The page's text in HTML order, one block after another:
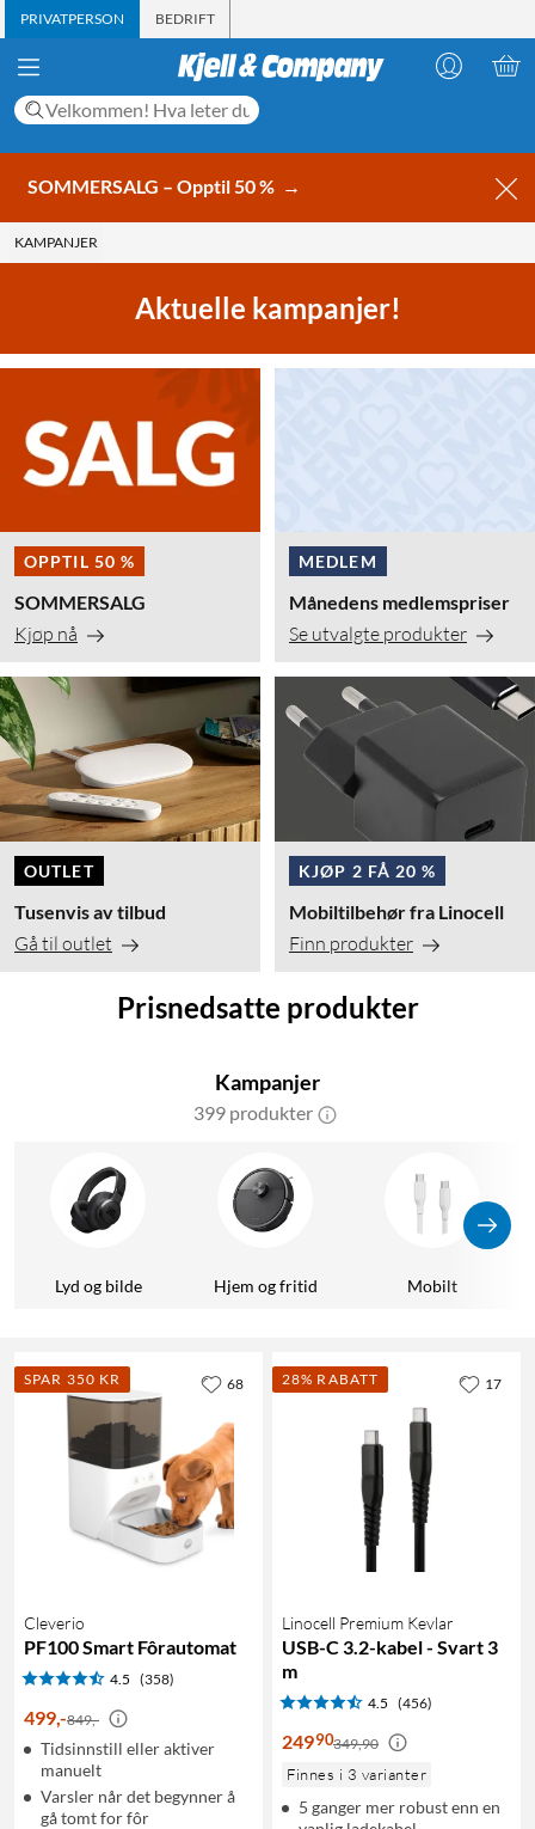
PRIVATPERSON BEDRIFT
SOMMERSALG – Opptil 50 % →
KAMPANJER
Aktuelle kampanjer!
OPPTIL 50 %
SOMMERSALG
Kjøp nå
OUTLET
Tusenvis av tilbud
Gå til outlet
MEDLEM
Månedens medlemspriser
Se utvalgte produkter
KJØP 2 FÅ 20 %
Mobiltilbehør fra Linocell
Finn produkter
Prisnedsatte produkter
Kampanjer
399 produkter
Lyd og bilde Hjem og fritid Mobilt
SPAR 350 KR
Cleverio
PF100 Smart Fôrautomat
4.5 (358)
499,-849,-
Tidsinnstill eller aktiver
manuelt
Varsler når det begynner å
gå tomt for fôr
68 28% RABATT
Linocell Premium Kevlar
USB-C 3.2-kabel - Svart 3
m
4.5 (456)
24990349,90
Finnes i 3 varianter
5 ganger mer robust enn en
17